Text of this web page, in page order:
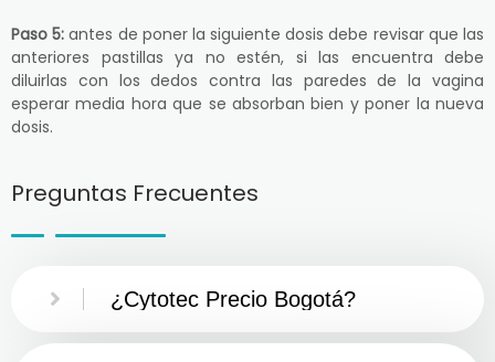
Paso 5: antes de poner la siguiente dosis debe revisar que las
anteriores pastillas ya no estén, si las encuentra debe
diluirlas con los dedos contra las paredes de la vagina
esperar media hora que se absorban bien y poner la nueva
dosis.
Preguntas Frecuentes
¿Cytotec Precio Bogotá?